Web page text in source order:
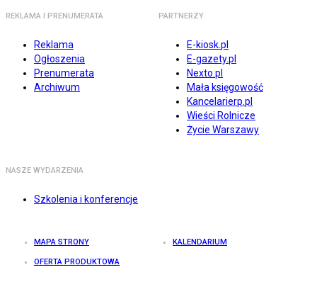
REKLAMA I PRENUMERATA
Reklama
Ogłoszenia
Prenumerata
Archiwum
PARTNERZY
E-kiosk.pl
E-gazety.pl
Nexto.pl
Mała księgowość
Kancelarierp.pl
Wieści Rolnicze
Życie Warszawy
NASZE WYDARZENIA
Szkolenia i konferencje
MAPA STRONY KALENDARIUM
OFERTA PRODUKTOWA